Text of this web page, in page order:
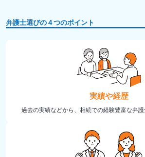
弁護士選びの４つのポイント
実績や経歴
過去の実績などから、相続での経験豊富な弁護